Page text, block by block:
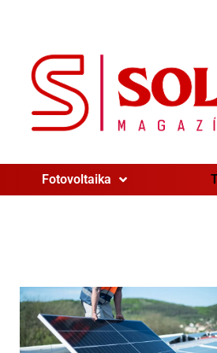
Fotovoltaika